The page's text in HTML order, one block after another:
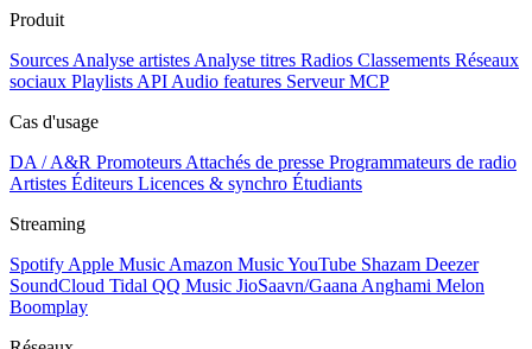
Produit
Sources Analyse artistes Analyse titres Radios Classements Réseaux
sociaux Playlists API Audio features Serveur MCP
Cas d'usage
DA / A&R Promoteurs Attachés de presse Programmateurs de radio
Artistes Éditeurs Licences & synchro Étudiants
Streaming
Spotify Apple Music Amazon MusicYouTube Shazam Deezer
SoundCloud Tidal QQ Music JioSaavn/Gaana Anghami Melon
Boomplay